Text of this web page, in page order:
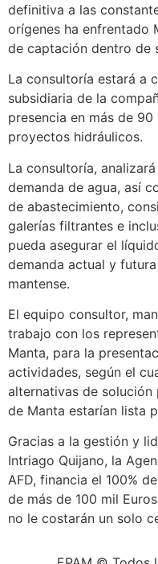
definitiva a las
orígenes ha enfrentado
de captación dentro de
La consultoría estará a
subsidiaria de la
presencia en más de
proyectos hidráulicos.
konya
escort
escort
konya
travesti
konya
escort
seks
hikayeleri
La consultoría,
demanda de agua, así
de abastecimiento,
galerías filtrantes e
pueda asegurar el
demanda actual y
mantense.
El equipo consultor,
trabajo con los
Manta, para la
actividades, según el
alternativas de solución
de Manta estarían lista
Gracias a la gestión y
Intriago Quijano, la
AFD, financia el 100%
de más de 100 mil
no le costarán un solo